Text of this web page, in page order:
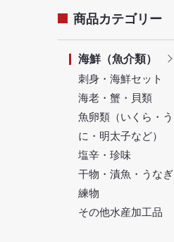
商品カテゴリー
海鮮（魚介類）
刺身・海鮮セット
海老・蟹・貝類
魚卵類（いくら・う
に・明太子など）
塩辛・珍味
干物・漬魚・うなぎ
練物
その他水産加工品